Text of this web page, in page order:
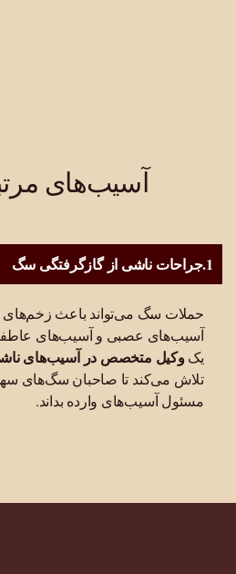
آسیب‌های
جراحات ناشی از گازگرفتگی سگ
حملات سگ می‌تواند باعث زخم‌های
آسیب‌های عصبی و آسیب‌های عاطفی
یکوکیل متخصص در آسیب‌های
تلاش می‌کند تا صاحبان سگ‌های
مسئول آسیب‌های وارده بداند.